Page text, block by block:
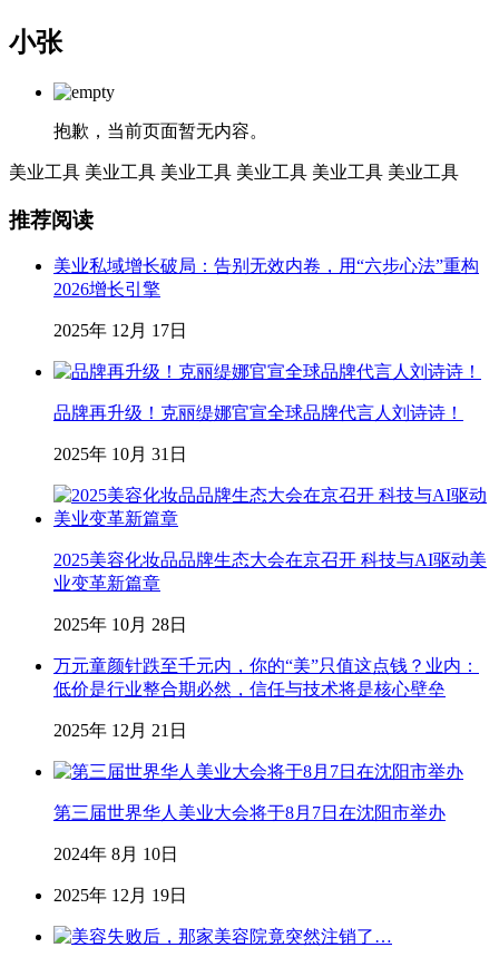
小张
抱歉，当前页面暂无内容。
美业工具 美业工具 美业工具 美业工具 美业工具 美业工具
推荐阅读
美业私域增长破局：告别无效内卷，用“六步心法”重构
2026增长引擎
2025年 12月 17日
品牌再升级！克丽缇娜官宣全球品牌代言人刘诗诗！
2025年 10月 31日
2025美容化妆品品牌生态大会在京召开 科技与AI驱动美
业变革新篇章
2025年 10月 28日
万元童颜针跌至千元内，你的“美”只值这点钱？业内：
低价是行业整合期必然，信任与技术将是核心壁垒
2025年 12月 21日
第三届世界华人美业大会将于8月7日在沈阳市举办
2024年 8月 10日
2025年 12月 19日